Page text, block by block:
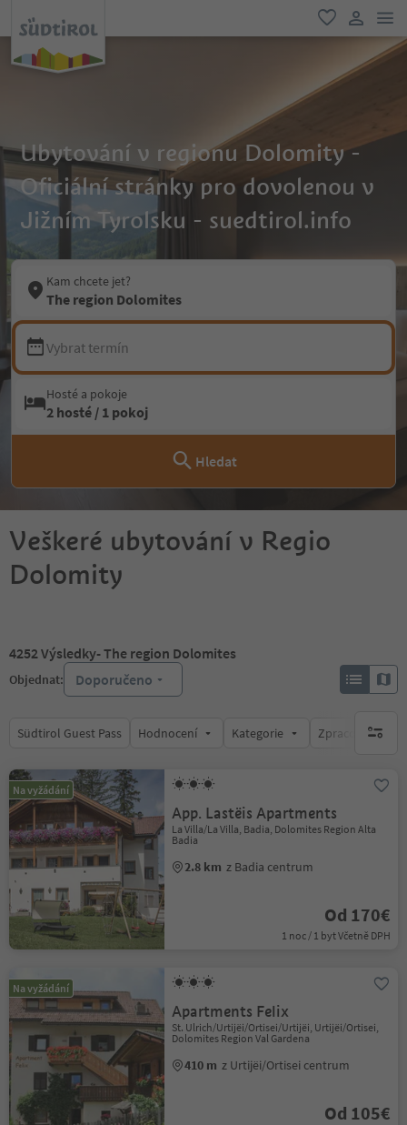
oblíbené
Ubytování v regionu Dolomity -
Oficiální stránky pro dovolenou v
Jižním Tyrolsku - suedtirol.info
Kam chcete jet?
The region Dolomites
Vybrat termín
Hosté a pokoje
2 hosté / 1 pokoj
Hledat
Veškeré ubytování v Regio
Dolomity
4252Výsledky- The region Dolomites
Objednat: Doporučeno
Südtirol Guest Pass Hodnocení Kategorie Zpracovávábrak
Na vyžádání
App. Lastëis Apartments
La Villa/La Villa, Badia, Dolomites Region Alta
Badia
2.8 km z Badia centrum
Od 170€
1 noc / 1 byt Včetně DPH
Na vyžádání
Apartments Felix
St. Ulrich/Urtijëi/Ortisei/Urtijëi, Urtijëi/Ortisei,
Dolomites Region Val Gardena
410 m z Urtijëi/Ortisei centrum
Od 105€